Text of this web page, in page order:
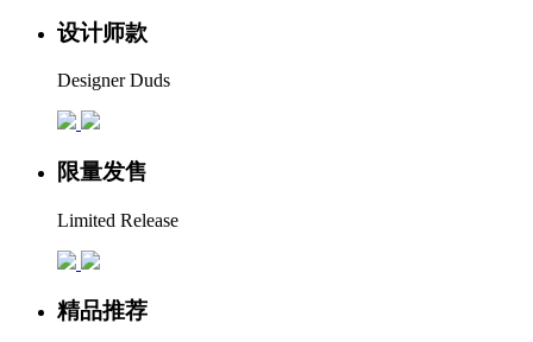
设计师款
Designer Duds
限量发售
Limited Release
精品推荐